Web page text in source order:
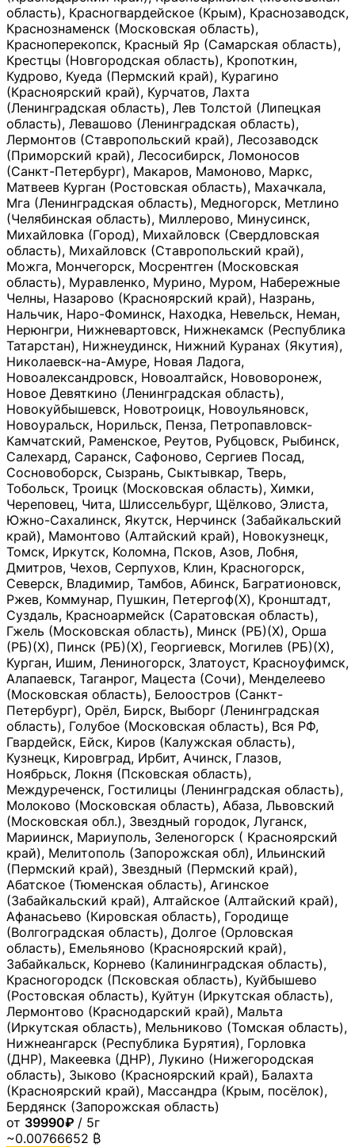
область), Красногвардейское (Крым), Краснозаводск,
Краснознаменск (Московская область),
Красноперекопск, Красный Яр (Самарская область),
Крестцы (Новгородская область), Кропоткин,
Кудрово, Куеда (Пермский край), Курагино
(Красноярский край), Курчатов, Лахта
(Ленинградская область), Лев Толстой (Липецкая
область), Левашово (Ленинградская область),
Лермонтов (Ставропольский край), Лесозаводск
(Приморский край), Лесосибирск, Ломоносов
(Санкт-Петербург), Макаров, Мамоново, Маркс,
Матвеев Курган (Ростовская область), Махачкала,
Мга (Ленинградская область), Медногорск, Метлино
(Челябинская область), Миллерово, Минусинск,
Михайловка (Город), Михайловск (Свердловская
область), Михайловск (Ставропольский край),
Можга, Мончегорск, Мосрентген (Московская
область), Муравленко, Мурино, Муром, Набережные
Челны, Назарово (Красноярский край), Назрань,
Нальчик, Наро-Фоминск, Находка, Невельск, Неман,
Нерюнгри, Нижневартовск, Нижнекамск (Республика
Татарстан), Нижнеудинск, Нижний Куранах (Якутия),
Николаевск-на-Амуре, Новая Ладога,
Новоалександровск, Новоалтайск, Нововоронеж,
Новое Девяткино (Ленинградская область),
Новокуйбышевск, Новотроицк, Новоульяновск,
Новоуральск, Норильск, Пенза, Петропавловск-
Камчатский, Раменское, Реутов, Рубцовск, Рыбинск,
Салехард, Саранск, Сафоново, Сергиев Посад,
Сосновоборск, Сызрань, Сыктывкар, Тверь,
Тобольск, Троицк (Московская область), Химки,
Череповец, Чита, Шлиссельбург, Щёлково, Элиста,
Южно-Сахалинск, Якутск, Нерчинск (Забайкальский
край), Мамонтово (Алтайский край), Новокузнецк,
Томск, Иркутск, Коломна, Псков, Азов, Лобня,
Дмитров, Чехов, Серпухов, Клин, Красногорск,
Северск, Владимир, Тамбов, Абинск, Багратионовск,
Ржев, Коммунар, Пушкин, Петергоф(Х), Кронштадт,
Суздаль, Красноармейск (Саратовская область),
Гжель (Московская область), Минск (РБ)(Х), Орша
(РБ)(Х), Пинск (РБ)(Х), Георгиевск, Могилев (РБ)(Х),
Курган, Ишим, Лениногорск, Златоуст, Красноуфимск,
Алапаевск, Таганрог, Мацеста (Сочи), Менделеево
(Московская область), Белоостров (Санкт-
Петербург), Орёл, Бирск, Выборг (Ленинградская
область), Голубое (Московская область), Вся РФ,
Гвардейск, Ейск, Киров (Калужская область),
Кузнецк, Кировград, Ирбит, Ачинск, Глазов,
Ноябрьск, Локня (Псковская область),
Междуреченск, Гостилицы (Ленинградская область),
Молоково (Московская область), Абаза, Львовский
(Московская обл.), Звездный городок, Луганск,
Мариинск, Мариуполь, Зеленогорск ( Красноярский
край), Мелитополь (Запорожская обл), Ильинский
(Пермский край), Звездный (Пермский край),
Абатское (Тюменская область), Агинское
(Забайкальский край), Алтайское (Алтайский край),
Афанасьево (Кировская область), Городище
(Волгоградская область), Долгое (Орловская
область), Емельяново (Красноярский край),
Забайкальск, Корнево (Калининградская область),
Красногородск (Псковская область), Куйбышево
(Ростовская область), Куйтун (Иркутская область),
Лермонтово (Краснодарский край), Мальта
(Иркутская область), Мельниково (Томская область),
Нижнеангарск (Республика Бурятия), Горловка
(ДНР), Макеевка (ДНР), Лукино (Нижегородская
область), Зыково (Красноярский край), Балахта
(Красноярский край), Массандра (Крым, посёлок),
Бердянск (Запорожская область)
от 39990₽ / 5г
~0.00766652 ₿